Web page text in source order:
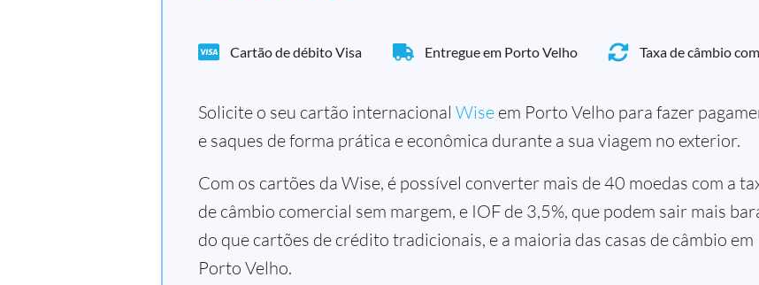
Cartão de débito Visa Entregue em Porto Velho Taxa de câmbio
Solicite o seu cartão internacional Wise em Porto Velho para fazer
e saques de forma prática e econômica durante a sua viagem no exterior.
Com os cartões da Wise, é possível converter mais de 40 moedas com a
de câmbio comercial sem margem, e IOF de 3,5%, que podem sair mais
do que cartões de crédito tradicionais, e a maioria das casas de câmbio em
Porto Velho.